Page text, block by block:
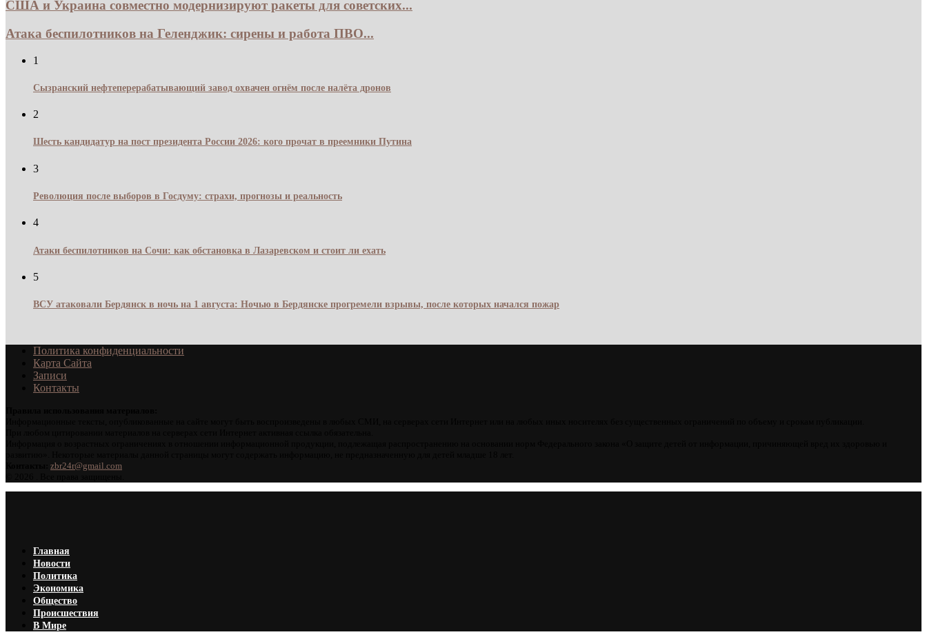
США и Украина совместно модернизируют ракеты для советских...
Атака беспилотников на Геленджик: сирены и работа ПВО...
1
Сызранский нефтеперерабатывающий завод охвачен огнём после налёта дронов
2
Шесть кандидатур на пост президента России 2026: кого прочат в преемники Путина
3
Революция после выборов в Госдуму: страхи, прогнозы и реальность
4
Атаки беспилотников на Сочи: как обстановка в Лазаревском и стоит ли ехать
5
ВСУ атаковали Бердянск в ночь на 1 августа: Ночью в Бердянске прогремели взрывы, после которых начался пожар
Политика конфиденциальности
Карта Сайта
Записи
Контакты
zbr24r@gmail.com
Главная
Новости
Политика
Экономика
Общество
Происшествия
В Мире